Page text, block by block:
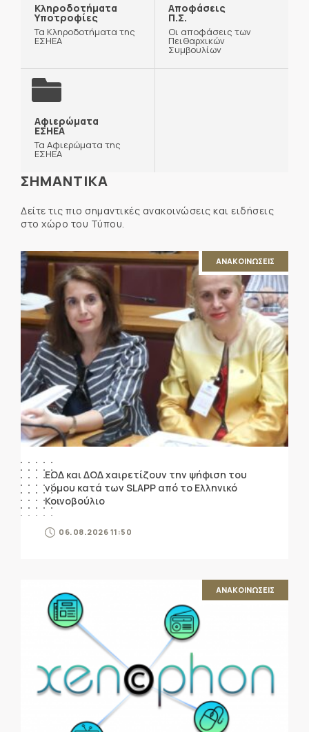
Κληροδοτήματα
Υποτροφίες
Τα Κληροδοτήματα της
ΕΣΗΕΑ
Αποφάσεις
Π.Σ.
Οι αποφάσεις των
Πειθαρχικών
Συμβουλίων
Αφιερώματα
ΕΣΗΕΑ
Τα Αφιερώματα της
ΕΣΗΕΑ
ΣΗΜΑΝΤΙΚΑ
Δείτε τις πιο σημαντικές ανακοινώσεις και ειδήσεις
στο χώρο του Τύπου.
ΑΝΑΚΟΙΝΩΣΕΙΣ
ΕΟΔ και ΔΟΔ χαιρετίζουν την ψήφιση του
νόμου κατά των SLAPP από το Ελληνικό
Κοινοβούλιο
06.08.2026 11:50
ΑΝΑΚΟΙΝΩΣΕΙΣ